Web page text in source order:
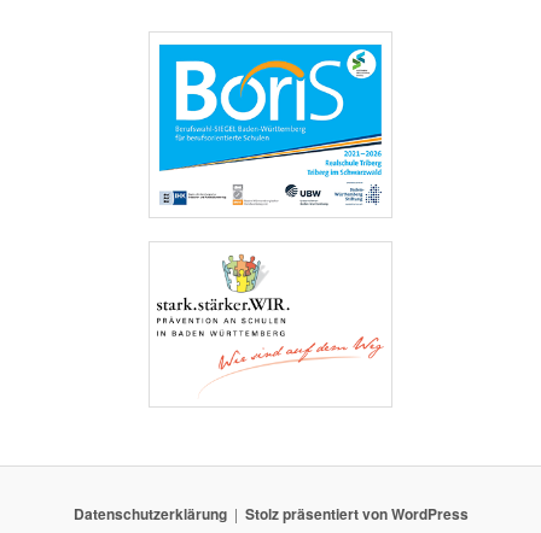
Datenschutzerklärung Stolz präsentiert von WordPress